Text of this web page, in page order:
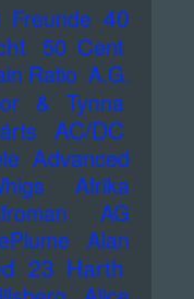
Freunde 40
50 Cent
Ratio A.G.
& Tynna
AC/DC
Advanced
Afrika
AG
Alan
23 Harth